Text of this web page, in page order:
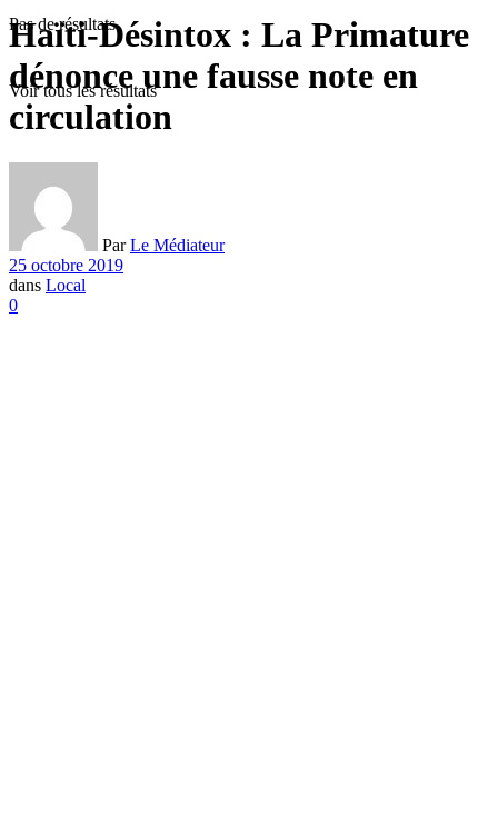
Pas de résultats
Voir tous les résultats
Haïti-Désintox : La Primature
dénonce une fausse note en
circulation
Par Le Médiateur
25 octobre 2019
dans Local
0